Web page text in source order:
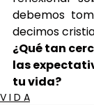
debemos
decimos
¿Qué tan
las
tu vida?
V I D A